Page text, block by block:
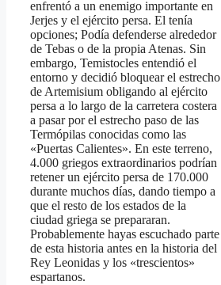
enfrentó a un enemigo importante en
Jerjes y el ejército persa. El tenía
opciones; Podía defenderse alrededor
de Tebas o de la propia Atenas. Sin
embargo, Temistocles entendió el
entorno y decidió bloquear el estrecho
de Artemisium obligando al ejército
persa a lo largo de la carretera costera
a pasar por el estrecho paso de las
Termópilas conocidas como las
«Puertas Calientes». En este terreno,
4.000 griegos extraordinarios podrían
retener un ejército persa de 170.000
durante muchos días, dando tiempo a
que el resto de los estados de la
ciudad griega se prepararan.
Probablemente hayas escuchado parte
de esta historia antes en la historia del
Rey Leonidas y los «trescientos»
espartanos.